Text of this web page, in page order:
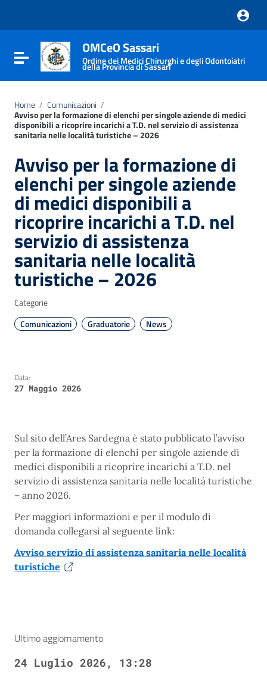
Vai al footer
Attiva / disattiva la navigazione
OMCeO Sassari
Ordine dei Medici Chirurghi e degli Odontoiatri
della Provincia di Sassari
Home / Comunicazioni /
Avviso per la formazione di elenchi per singole aziende di medici
disponibili a ricoprire incarichi a T.D. nel servizio di assistenza
sanitaria nelle località turistiche – 2026
Avviso per la formazione di
elenchi per singole aziende
di medici disponibili a
ricoprire incarichi a T.D. nel
servizio di assistenza
sanitaria nelle località
turistiche – 2026
Categorie
Comunicazioni
Graduatorie News
Data:
27 Maggio 2026
Sul sito dell’Ares Sardegna è stato pubblicato l’avviso
per la formazione di elenchi per singole aziende di
medici disponibili a ricoprire incarichi a T.D. nel
servizio di assistenza sanitaria nelle località turistiche
– anno 2026.
Per maggiori informazioni e per il modulo di
domanda collegarsi al seguente link:
Avviso servizio di assistenza sanitaria nelle località
turistiche
Ultimo aggiornamento
24 Luglio 2026, 13:28